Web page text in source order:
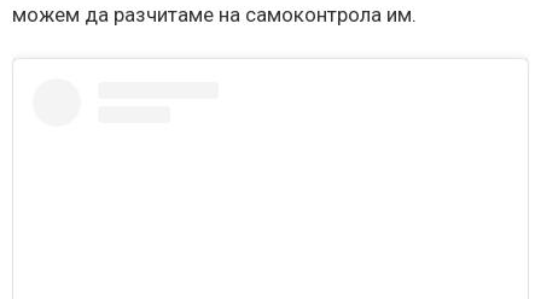
можем да разчитаме на самоконтрола им.